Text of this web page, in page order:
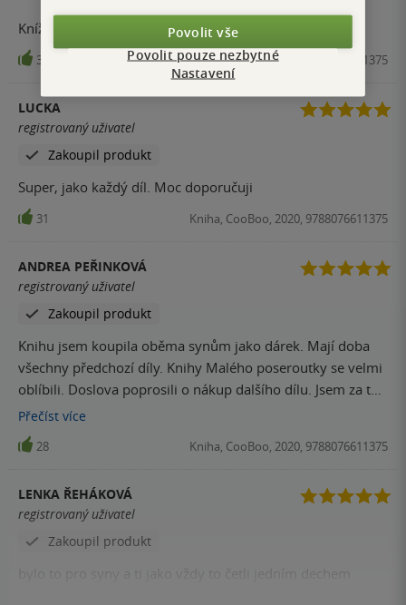
Knížka byla výborná! Doporučuju :)
31 Kniha, CooBoo, 2020, 9788076611375
LUCKA
registrovaný uživatel
Zakoupil produkt
Super, jako každý díl. Moc doporučuji
31 Kniha, CooBoo, 2020, 9788076611375
ANDREA PEŘINKOVÁ
registrovaný uživatel
Zakoupil produkt
Knihu jsem koupila oběma synům jako dárek. Mají doba
všechny předchozí díly. Knihy Malého poseroutky se velmi
oblíbili. Doslova poprosili o nákup dalšího dílu. Jsem za to
velmi ráda.
Přečíst více
28 Kniha, CooBoo, 2020, 9788076611375
LENKA ŘEHÁKOVÁ
registrovaný uživatel
Zakoupil produkt
Povolit vše
Povolit pouze nezbytné
Nastavení